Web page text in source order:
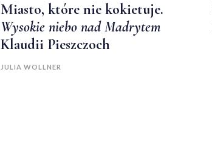
Miasto, które nie kokietuje.
Wysokie niebo nad Madrytem
Klaudii Pieszczoch
JULIA WOLLNER